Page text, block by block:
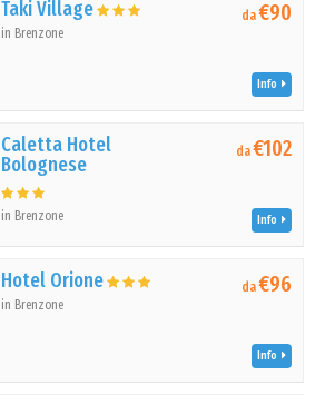
Taki Village
in Brenzone
da€90
Info
Caletta Hotel
Bolognese
in Brenzone
da€102
Info
Hotel Orione
in Brenzone
da€96
Info